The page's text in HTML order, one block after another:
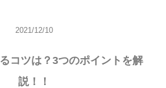
2021/12/10
コツは？3つのポイントを解
説！！